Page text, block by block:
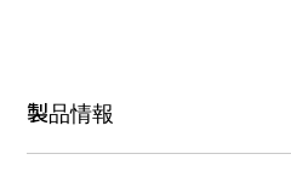
製品情報